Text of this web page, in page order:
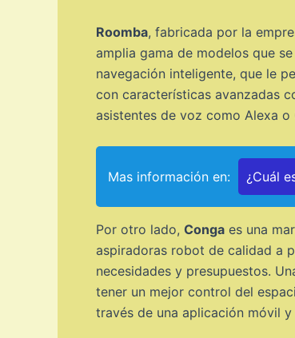
Roomba, fabricada por la
amplia gama de modelos que
navegación inteligente, que le
con características avanzadas
asistentes de voz como Alexa o
Mas información en: ¿Cuál
Por otro lado, Conga es una
aspiradoras robot de calidad a
necesidades y presupuestos.
tener un mejor control del
través de una aplicación móvil